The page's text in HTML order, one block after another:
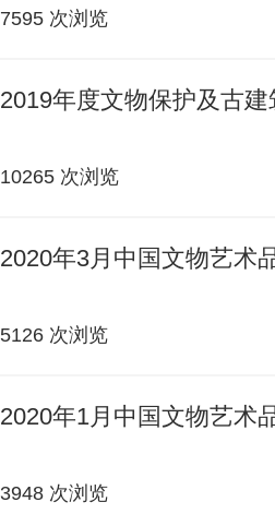
7595 次浏览
2019年度文物保护及古
10265 次浏览
2020年3月中国文物艺术
5126 次浏览
2020年1月中国文物艺术
3948 次浏览